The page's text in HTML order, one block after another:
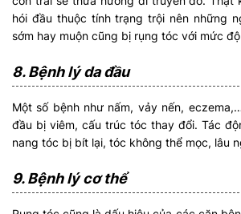
hói đầu thuộc tính trạng trội nên những
sớm hay muộn cũng bị rụng tóc với mức
8. Bệnh lý da đầu
Một số bệnh như nấm, vảy nến,
đầu bị viêm, cấu trúc tóc thay đổi. Tác
nang tóc bị bít lại, tóc không thể mọc, lâu
9. Bệnh lý cơ thể